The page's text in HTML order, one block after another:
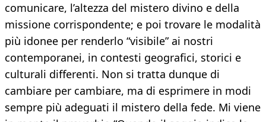
comunicare, l’altezza del mistero divino e della
missione corrispondente; e poi trovare le modalità
più idonee per renderlo “visibile” ai nostri
contemporanei, in contesti geografici, storici e
culturali differenti. Non si tratta dunque di
cambiare per cambiare, ma di esprimere in modi
sempre più adeguati il mistero della fede. Mi viene